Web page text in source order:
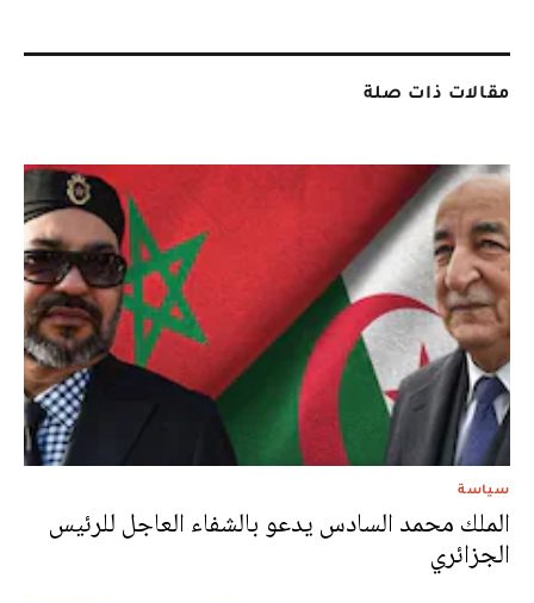
مقالات ذات صلة
سياسة
الملك محمد السادس يدعو بالشفاء العاجل للرئيس
الجزائري